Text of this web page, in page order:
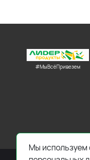
#МыВсёПривезем
Мы используем